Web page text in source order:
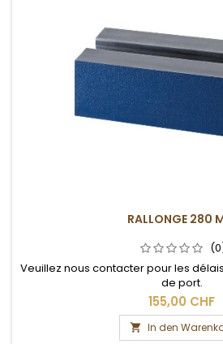
RALLONGE 280
Veuillez nous contacter pour les
de port.
155,00 CHF
 In den